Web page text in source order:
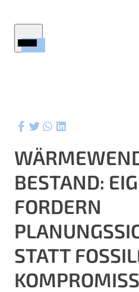
Service
Ratgeber
Wertermittlung
Aktuelles
Referenzen
Kontakt
BESTAND:
FORDERN
STATT